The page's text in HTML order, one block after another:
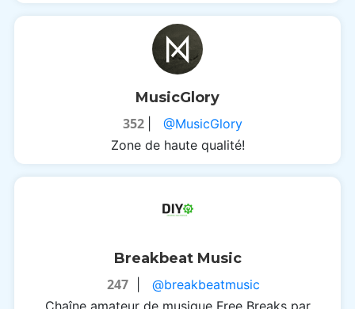
MusicGlory
352
@MusicGlory
Zone de haute qualité!
Breakbeat Music
247
@breakbeatmusic
Chaîne amateur de musique Free Breaks par